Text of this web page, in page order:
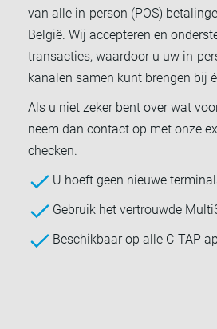
van alle in-person (POS)
België. Wij accepteren en
transacties, waardoor u uw in-
kanalen samen kunt brengen bij
Als u niet zeker bent over wat
neem dan contact op met onze
checken.
U hoeft geen nieuwe
Gebruik het vertrouwde
Beschikbaar op alle C-TAP